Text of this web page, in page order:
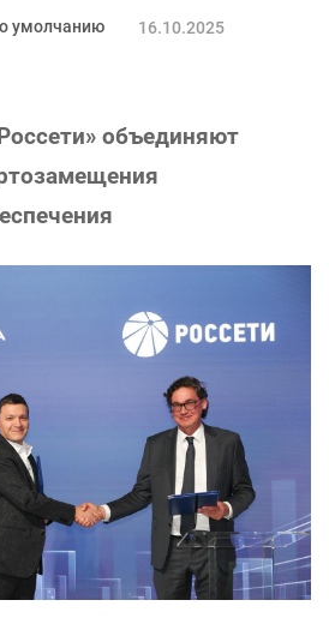
умолчанию 16.10.2025
объединяют